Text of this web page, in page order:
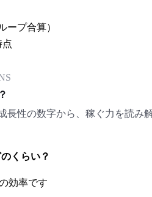
ープ合算）
点
長性の数字から、稼ぐ力を読み
くらい？
効率です